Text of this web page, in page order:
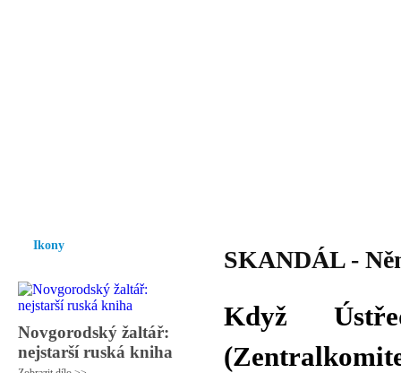
Ikony
Novgorodský žaltář:
nejstarší ruská kniha
SKANDÁL -
Když